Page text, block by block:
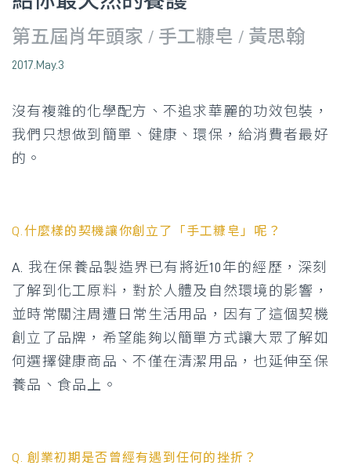
第五屆肖年頭家 / 手工糠皂 / 黃思翰
2017.May.3
沒有複雜的化學配方、不追求華麗的功效包裝，
我們只想做到簡單、健康、環保，給消費者最好
的。
Q. 什麼樣的契機讓你創立了「手工糠皂」呢？
A. 我在保養品製造界已有將近10年的經歷，深刻
了解到化工原料，對於人體及自然環境的影響，
並時常關注周遭日常生活用品，因有了這個契機
創立了品牌，希望能夠以簡單方式讓大眾了解如
何選擇健康商品、不僅在清潔用品，也延伸至保
養品、食品上。
Q. 創業初期是否曾經有遇到任何的挫折？